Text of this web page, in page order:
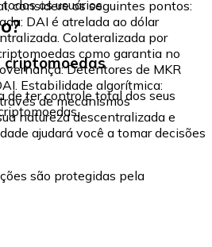
os usuários.
considere os seguintes pontos:
DAI é atrelada ao dólar
Colateralizada por
como garantia no
Detentores de MKR
Estabilidade algorítmica:
de mecanismos
natureza descentralizada e
ajudará você a tomar decisões
criptomoedas
de ter controle total dos seus
são protegidas pela